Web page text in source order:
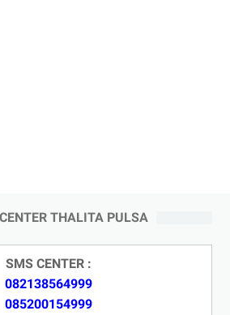
THALITA PULSA
SMS CENTER :
082138564999
085200154999